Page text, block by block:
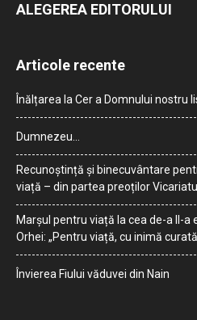
ALEGEREA EDITORULUI
Articole recente
Înălțarea la Cer a Domnului nostru
Dumnezeu…
Recunoștință și binecuvântare
viață – din partea preoților
Marșul pentru viață la cea de-a II-a
Orhei: „Pentru viață, cu inimă
Învierea Fiului văduvei din Nain